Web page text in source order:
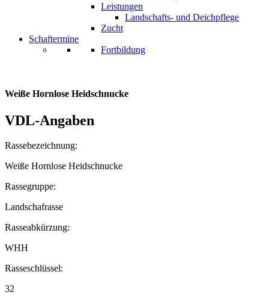
Leistungen
Landschafts- und Deichpflege
Zucht
Schaftermine
Fortbildung
Weiße Hornlose Heidschnucke
VDL-Angaben
Rassebezeichnung:
Weiße Hornlose Heidschnucke
Rassegruppe:
Landschafrasse
Rasseabkürzung:
WHH
Rasseschlüssel:
32